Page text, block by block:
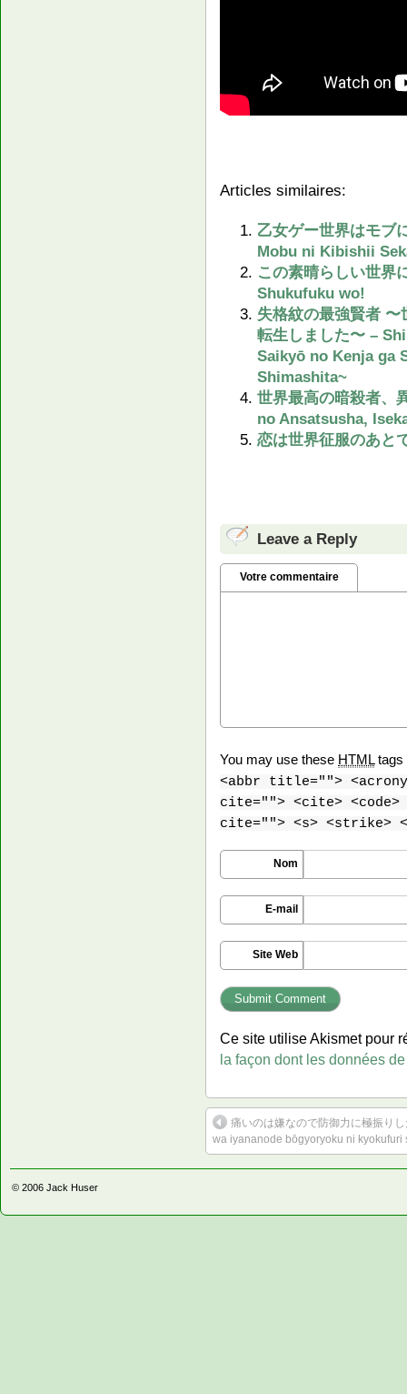
Articles similaires:
乙女ゲー世界はモブ
Mobu ni Kibishii
この素晴らしい世
Shukufuku wo!
失格紋の最強賢者
転生しました〜 –
Saikyō no Kenja ga
Shimashita~
世界最高の暗殺者、
no Ansatsusha,
恋は世界征服のあと
Leave a Reply
Votre commentaire
You may use these HTMLtags
<abbr title="">
cite=""> <cite> <code>
cite=""> <s> <strike>
Nom
E-mail
Site Web
Ce site utilise Akismet pour
la façon dont les données
痛いのは嫌なので防御力に極振り
wa iyananode bōgyoryoku ni kyokufuri
© 2006 Jack Huser